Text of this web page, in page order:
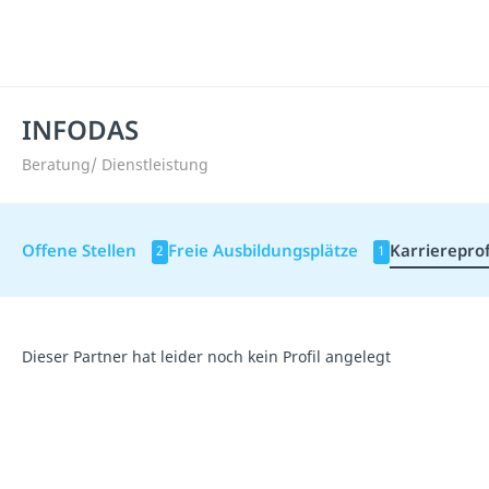
INFODAS
Beratung/ Dienstleistung
Offene Stellen 2 Freie Ausbildungsplätze 1
Dieser Partner hat leider noch kein Profil angelegt